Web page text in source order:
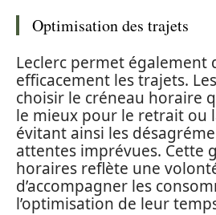
Optimisation des trajets
Leclerc permet également
efficacement les trajets.
choisir le créneau horaire
le mieux pour le retrait ou
évitant ainsi les
attentes imprévues. Cette
horaires reflète une
d’accompagner les
l’optimisation de leur